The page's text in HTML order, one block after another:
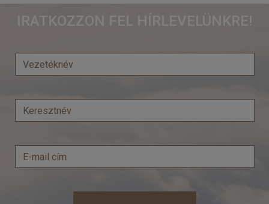
IRATKOZZON FEL HÍRLEVELÜNKRE!